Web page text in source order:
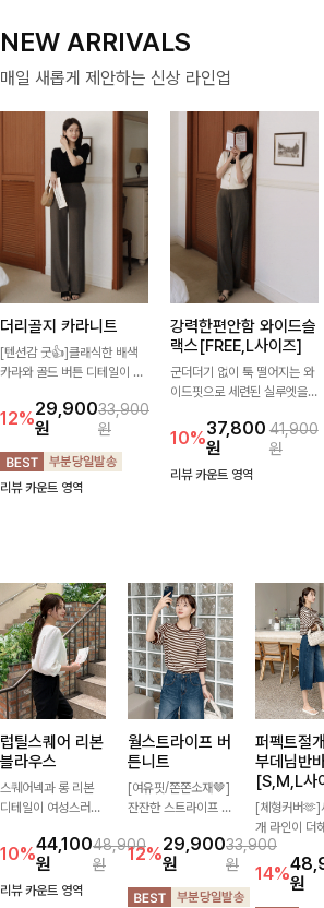
NEW ARRIVALS
매일 새롭게 제안하는 신상 라인업
더리골지 카라니트
[텐션감 굿👍]클래식한 배색
카라와 골드 버튼 디테일이 세
입니다. 세로 골지 짜임이 슬림
한 실루엣을 연출해 단정하면
서도 여성스러운 무드를 완성
해드려요.
12%29,900
원
33,900
원
리뷰 카운트 영역
강력한편안함 와이드슬
랙스[FREE,L사이즈]
군더더기 없이 툭 떨어지는 와
이드핏으로 세련된 실루엣을
끔한 디자인과 롱한 기장감으
로 다리가 길어 보이고 뒷밴딩
으로 편안하기까지-
10%37,800
원
41,900
원
리뷰 카운트 영역
럽틸스퀘어 리본
블라우스
스퀘어넥과 롱 리본
디테일이 여성스러운
는 블라우스입니다.
자연스럽게 잡힌 셔링
과 봉긋한 소매가 여
10%44,100
원
48,900
원
리뷰 카운트 영역
월스트라이프 버
튼니트
[여유핏/쫀쫀소재🤎]
잔잔한 스트라이프 패
더해져 캐주얼하면서
도 세련된 무드를 연
출해주는 니트- 가볍
12%29,900
원
33,900
원
퍼펙트절
부데님반
[S,M,L사
[체형커버🫶]
개 라인이 더
리 라인을 더
슬림하게 연
5부 데님 반
14%원